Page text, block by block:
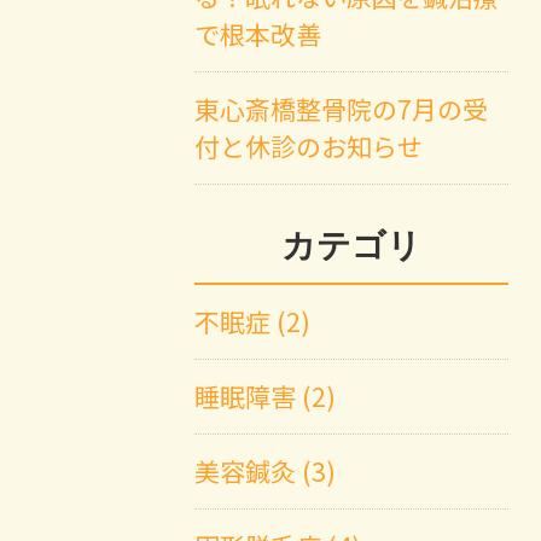
で根本改善
東心斎橋整骨院の7月の受
付と休診のお知らせ
カテゴリ
不眠症 (2)
睡眠障害 (2)
美容鍼灸 (3)